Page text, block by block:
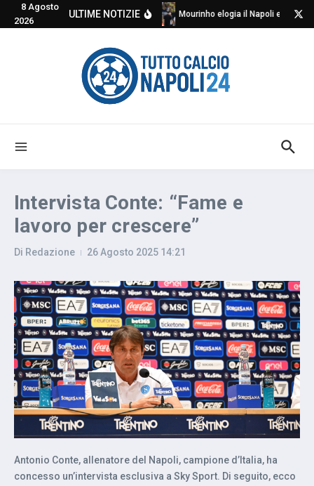
Salta al contenuto
8 Agosto
2026
ULTIME NOTIZIE Mourinho elogia il Napoli e critica
Intervista Conte: “Fame e
lavoro per crescere”
Di Redazione 26 Agosto 2025 14:21
Antonio Conte, allenatore del Napoli, campione d’Italia, ha
concesso un’intervista esclusiva a Sky Sport. Di seguito, ecco